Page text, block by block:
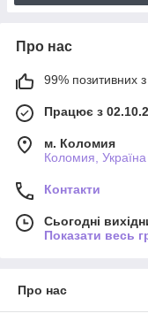
Про нас
99% позитивних з
Працює з
м. Коломия
Коломия, Україна
Контакти
Сьогодні
Показати весь
Про нас